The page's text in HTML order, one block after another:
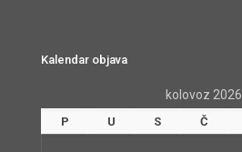
Kalendar objava
kolovoz 2026
P U S Č